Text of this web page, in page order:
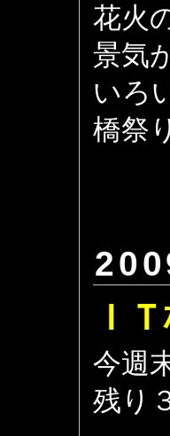
花火
景気
いろ
橋祭
Ｉ
今週
残り